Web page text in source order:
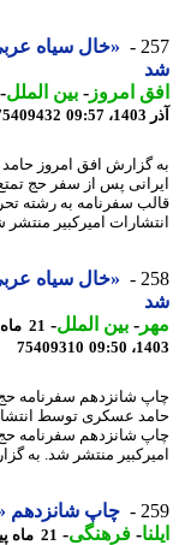
«خال سیاه
امروز-بین الملل-
75409432
افق امروز حامد
پس از سفر حج تمتع
سفرنامه به رشته
امیرکبیر منتشر
«خال سیاه
-بین الملل-
75409310
شانزدهم سفرنامه حج
عسکری توسط انتشارات
شانزدهم سفرنامه حج
منتشر شد. به گزارش
چاپ شانزدهم
-فرهنگی-